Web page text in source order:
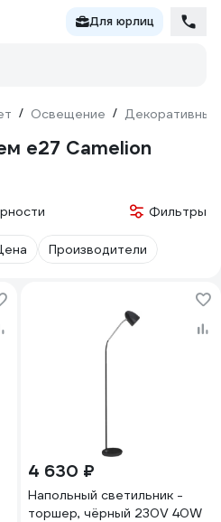
Для юрлиц
/ Освещение / Декоративный
e27 Camelion
Фильтры
Производители
4 630 ₽
Напольный светильник -
торшер, чёрный 230V 40W